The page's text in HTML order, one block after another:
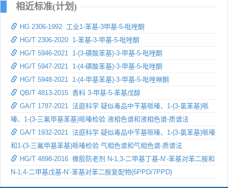
相近标准(计划)
HG 2306-1992 工业1-苯基-3甲基-5-吡唑酮
HG/T 2306-2020 1-苯基-3-甲基-5-吡唑酮
HG/T 5946-2021 1-(3-磺酸苯基)-3-甲基-5-吡唑酮
HG/T 5947-2021 1-(4-磺酸苯基)-3-甲基-5-吡唑酮
HG/T 5948-2021 1-(4-甲基苯基)-3-甲基-5-吡唑啉酮
QB/T 4813-2015 香料 3-甲基-5-苯基戊醇
GA/T 1787-2021 法庭科学 疑似毒品中苄基哌嗪、1-(3-氯苯基)哌
嗪、1-(3-三氟甲基苯基)哌嗪检验 液相色谱和液相色谱-质谱法
GA/T 1932-2021 法庭科学 疑似毒品中苄基哌嗪、1-(3-氯苯基)哌嗪
和1-(3-三氟甲基苯基)哌嗪检验 气相色谱和气相色谱-质谱法
HG/T 4898-2016 橡胶防老剂 N-1,3-二甲基丁基-N’-苯基对苯二胺和
N-1,4-二甲基戊基-N’-苯基对苯二胺复配物(6PPD/7PPD)